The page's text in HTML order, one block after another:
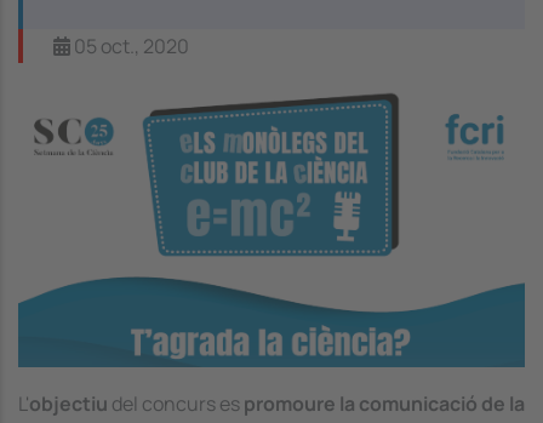
05 oct., 2020
L'objectiu del concurs espromoure la comunicació de la